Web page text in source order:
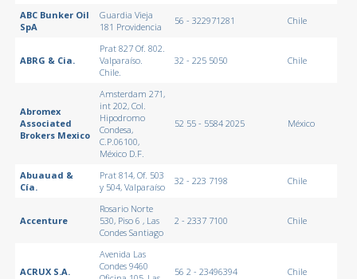
ABC Bunker Oil
SpA
Guardia Vieja
181 Providencia
56 - 322971281 Chile
ABRG & Cia.
Prat 827 Of. 802.
Valparaíso.
Chile.
32 - 225 5050 Chile
Abromex
Associated
Brokers Mexico
Amsterdam 271,
int 202, Col.
Hipodromo
Condesa,
C.P.06100,
México D.F.
52 55 - 5584 2025 México
Abuauad &
Cía.
Prat 814, Of. 503
y 504, Valparaíso
32 - 223 7198 Chile
Accenture
Rosario Norte
530, Piso 6 , Las
Condes Santiago
2 - 2337 7100 Chile
ACRUX S.A.
Avenida Las
Condes 9460
56 2 - 23496394 Chile